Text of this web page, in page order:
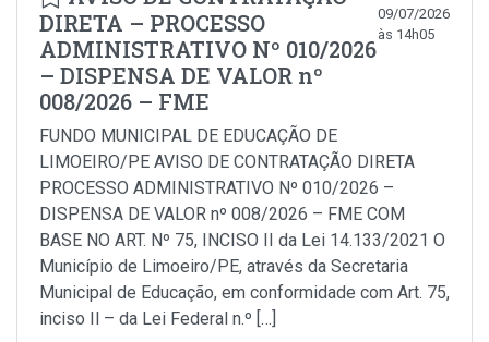
DIRETA – PROCESSO
ADMINISTRATIVO Nº 010/2026
– DISPENSA DE VALOR nº
008/2026 – FME
09/07/2026
às 14h05
FUNDO MUNICIPAL DE EDUCAÇÃO DE
LIMOEIRO/PE AVISO DE CONTRATAÇÃO DIRETA
PROCESSO ADMINISTRATIVO Nº 010/2026 –
DISPENSA DE VALOR nº 008/2026 – FME COM
BASE NO ART. Nº 75, INCISO II da Lei 14.133/2021 O
Município de Limoeiro/PE, através da Secretaria
Municipal de Educação, em conformidade com Art. 75,
inciso Il – da Lei Federal n.º […]